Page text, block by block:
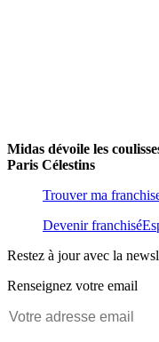
Midas dévoile les
Paris Célestins
Trouver ma
Devenir franchisé
Restez à jour avec la
Renseignez votre email